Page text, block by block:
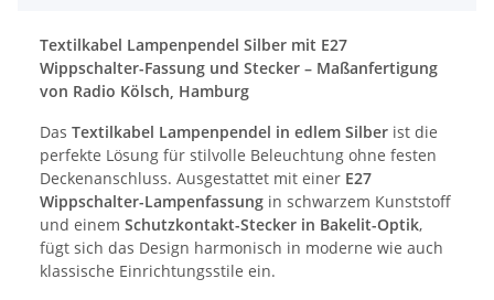
Textilkabel Lampenpendel Silber mit E27
Wippschalter-Fassung und Stecker – Maßanfertigung
von Radio Kölsch, Hamburg
Das Textilkabel Lampenpendel in edlem Silber ist die
perfekte Lösung für stilvolle Beleuchtung ohne festen
Deckenanschluss. Ausgestattet mit einer E27
Wippschalter-Lampenfassung in schwarzem Kunststoff
und einem Schutzkontakt-Stecker in Bakelit-Optik,
fügt sich das Design harmonisch in moderne wie auch
klassische Einrichtungsstile ein.